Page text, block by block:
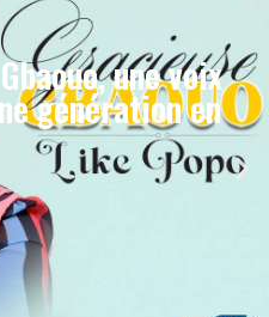
une voix
génération en